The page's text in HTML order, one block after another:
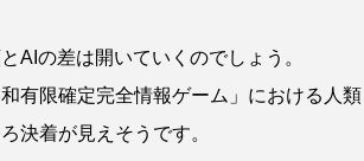
AIの差は開いていくのでしょう。
有限確定完全情報ゲーム」における人類
決着が見えそうです。